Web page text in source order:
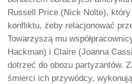
Russell Price (Nick Nolte),
konfliktu, żeby relacjonować
Towarzyszą mu
Hackman) i Claire (Joanna
dotrzeć do obozu partyzantów.
śmierci ich przywódcy,